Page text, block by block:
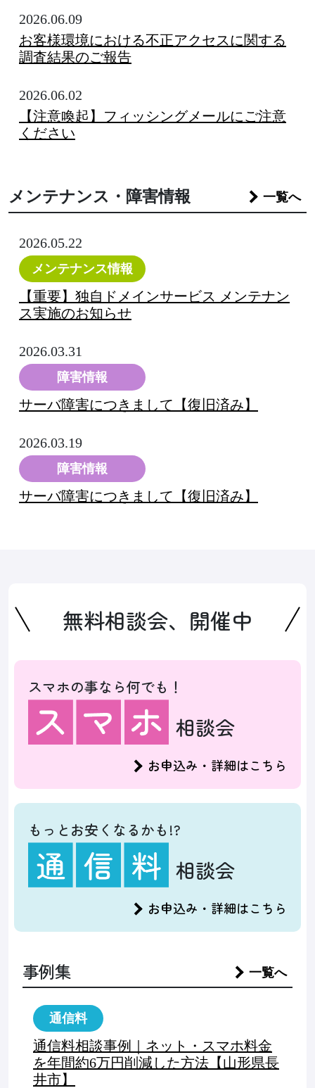
2026.06.09
お客様環境における不正アクセスに関する
調査結果のご報告
2026.06.02
【注意喚起】フィッシングメールにご注意
ください
メンテナンス・障害情報
2026.05.22
メンテナンス情報
【重要】独自ドメインサービス メンテナン
ス実施のお知らせ
2026.03.31
障害情報
サーバ障害につきまして【復旧済み】
2026.03.19
障害情報
サーバ障害につきまして【復旧済み】
一覧へ
無料相談会、開催中
スマホの事なら何でも！
相談会
お申込み・詳細はこちら
もっとお安くなるかも!?
相談会
お申込み・詳細はこちら
事例集
通信料
通信料相談事例｜ネット・スマホ料金
を年間約6万円削減した方法【山形県長
井市】
一覧へ